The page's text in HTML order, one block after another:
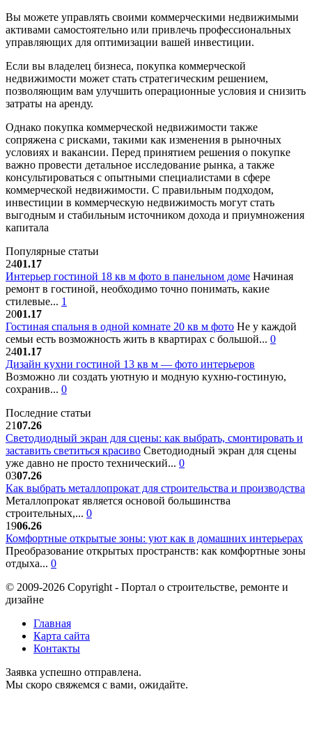
Вы можете управлять своими коммерческими недвижимыми
активами самостоятельно или привлечь профессиональных
управляющих для оптимизации вашей инвестиции.
Если вы владелец бизнеса, покупка коммерческой
недвижимости может стать стратегическим решением,
позволяющим вам улучшить операционные условия и снизить
затраты на аренду.
Однако покупка коммерческой недвижимости также
сопряжена с рисками, такими как изменения в рыночных
условиях и вакансии. Перед принятием решения о покупке
важно провести детальное исследование рынка, а также
консультироваться с опытными специалистами в сфере
коммерческой недвижимости. С правильным подходом,
инвестиции в коммерческую недвижимость могут стать
выгодным и стабильным источником дохода и приумножения
капитала
Популярные статьи
2401.17
Интерьер гостиной 18 кв м фото в панельном доме Начиная
ремонт в гостиной, необходимо точно понимать, какие
стилевые... 1
2001.17
Гостиная спальня в одной комнате 20 кв м фото Не у каждой
семьи есть возможность жить в квартирах с большой... 0
2401.17
Дизайн кухни гостиной 13 кв м — фото интерьеров
Возможно ли создать уютную и модную кухню-гостиную,
сохранив... 0
Последние статьи
2107.26
Светодиодный экран для сцены: как выбрать, смонтировать и
заставить светиться красиво Светодиодный экран для сцены
уже давно не просто технический... 0
0307.26
Как выбрать металлопрокат для строительства и производства
Металлопрокат является основой большинства
строительных,... 0
1906.26
Комфортные открытые зоны: уют как в домашних интерьерах
Преобразование открытых пространств: как комфортные зоны
отдыха... 0
© 2009-2026 Copyright - Портал о строительстве, ремонте и
дизайне
Главная
Карта сайта
Контакты
Заявка успешно отправлена.
Мы скоро свяжемся с вами, ожидайте.